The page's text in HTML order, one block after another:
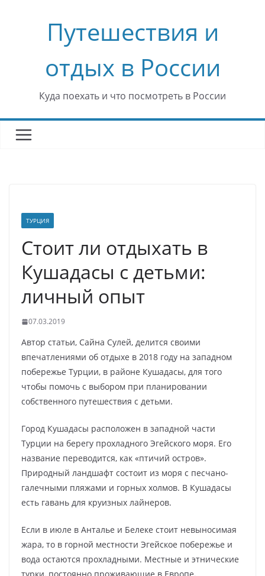
содержимомуПутешествия и
отдых в России
Куда поехать и что посмотреть в России
ТУРЦИЯ
Стоит ли отдыхать в
Кушадасы с детьми:
личный опыт
07.03.2019
Автор статьи, Сайна Сулей, делится своими
впечатлениями об отдыхе в 2018 году на западном
побережье Турции, в районе Кушадасы, для того
чтобы помочь с выбором при планировании
собственного путешествия с детьми.
Город Кушадасы расположен в западной части
Турции на берегу прохладного Эгейского моря. Его
название переводится, как «птичий остров».
Природный ландшафт состоит из моря с песчано-
галечными пляжами и горных холмов. В Кушадасы
есть гавань для круизных лайнеров.
Если в июле в Анталье и Белеке стоит невыносимая
жара, то в горной местности Эгейское побережье и
вода остаются прохладными. Местные и этнические